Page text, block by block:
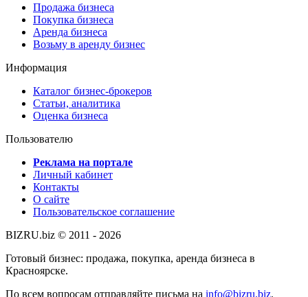
Продажа бизнеса
Покупка бизнеса
Аренда бизнеса
Возьму в аренду бизнес
Информация
Каталог бизнес-брокеров
Статьи, аналитика
Оценка бизнеса
Пользователю
Реклама на портале
Личный кабинет
Контакты
О сайте
Пользовательское соглашение
BIZRU.biz © 2011 - 2026
Готовый бизнес: продажа, покупка, аренда бизнеса в
Красноярске.
По всем вопросам отправляйте письма на info@bizru.biz.